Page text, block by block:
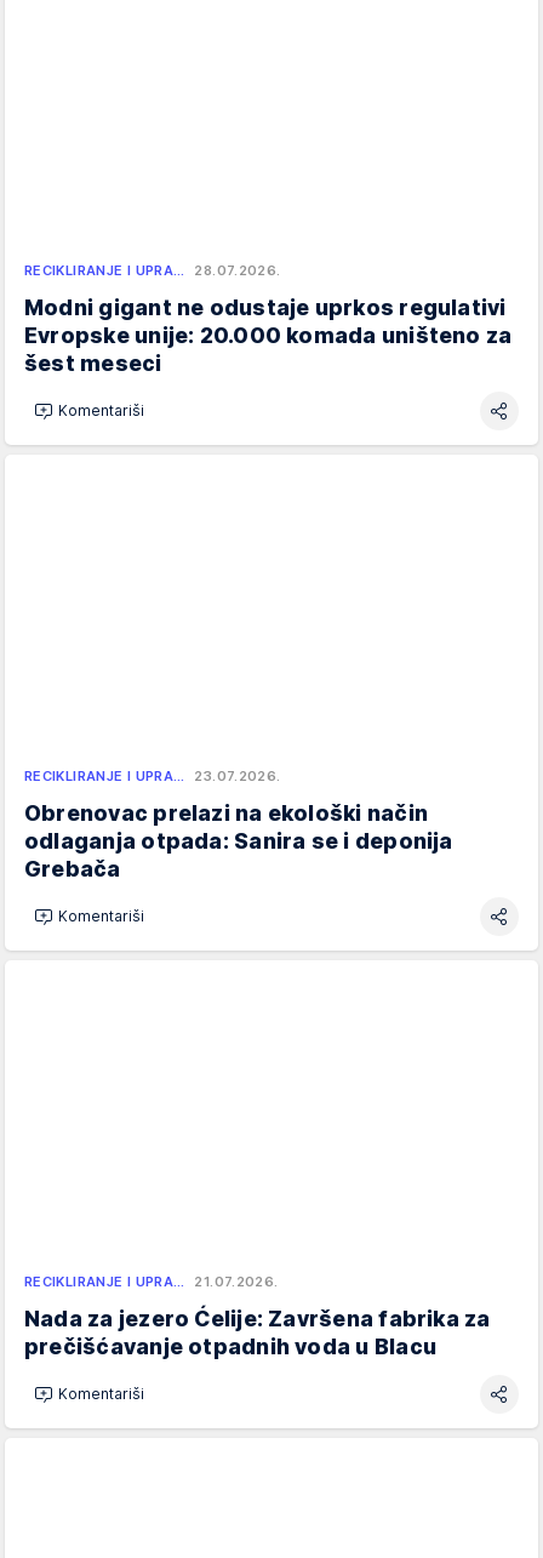
RECIKLIRANJE I UPRA… 28.07.2026.
Modni gigant ne odustaje uprkos regulativi
Evropske unije: 20.000 komada uništeno za
šest meseci
Komentariši
RECIKLIRANJE I UPRA… 23.07.2026.
Obrenovac prelazi na ekološki način
odlaganja otpada: Sanira se i deponija
Grebača
Komentariši
RECIKLIRANJE I UPRA… 21.07.2026.
Nada za jezero Ćelije: Završena fabrika za
prečišćavanje otpadnih voda u Blacu
Komentariši